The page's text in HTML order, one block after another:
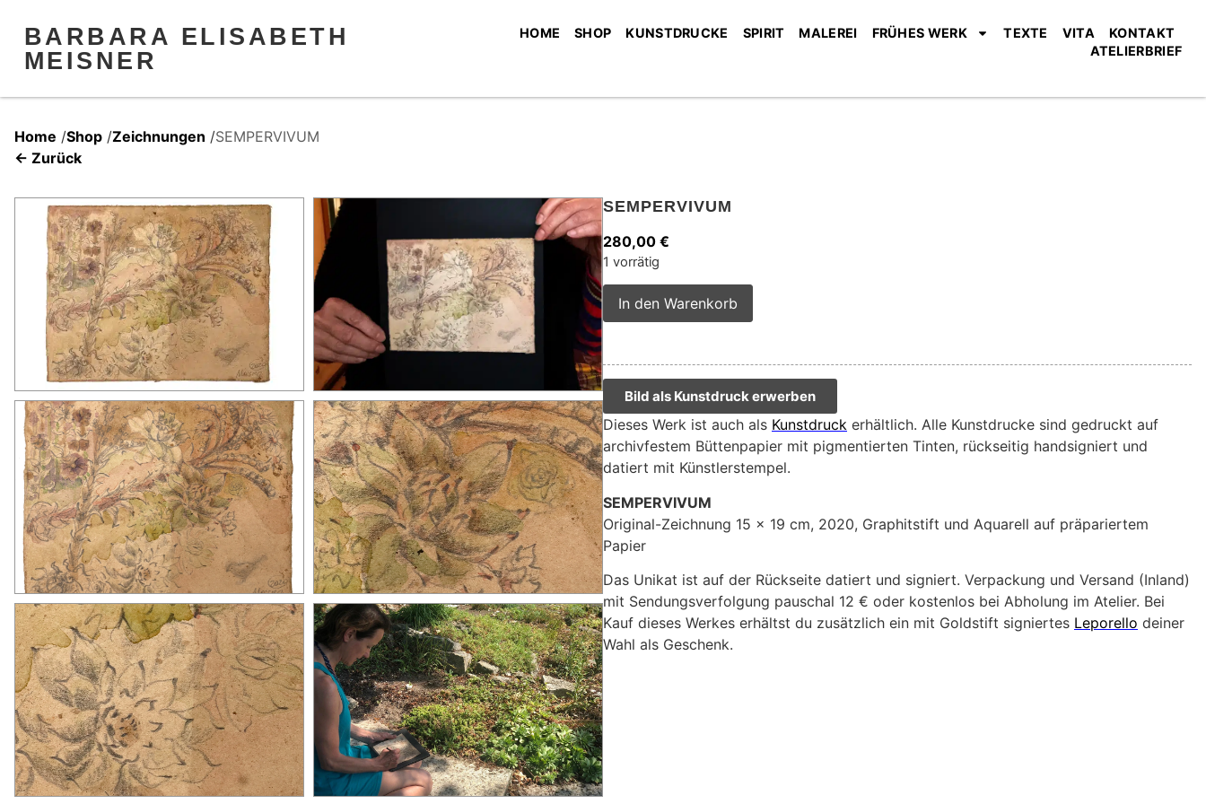
BARBARA ELISABETH
MEISNER
HOME SHOP KUNSTDRUCKE SPIRIT MALEREI FRÜHES WERK TEXTE VITA
KONTAKT
ATELIERBRIEF
Home /Shop /Zeichnungen /SEMPERVIVUM
← Zurück
SEMPERVIVUM
280,00 €
1 vorrätig
In den Warenkorb
Bild als Kunstdruck erwerben
Dieses Werk ist auch als Kunstdruck erhältlich. Alle Kunstdrucke sind gedruckt auf
archivfestem Büttenpapier mit pigmentierten Tinten, rückseitig handsigniert und
datiert mit Künstlerstempel.
SEMPERVIVUM
Original-Zeichnung 15 x 19 cm, 2020, Graphitstift und Aquarell auf präpariertem
Papier
Das Unikat ist auf der Rückseite datiert und signiert. Verpackung und Versand (Inland)
mit Sendungsverfolgung pauschal 12 € oder kostenlos bei Abholung im Atelier. Bei
Kauf dieses Werkes erhältst du zusätzlich ein mit Goldstift signiertes Leporello deiner
Wahl als Geschenk.